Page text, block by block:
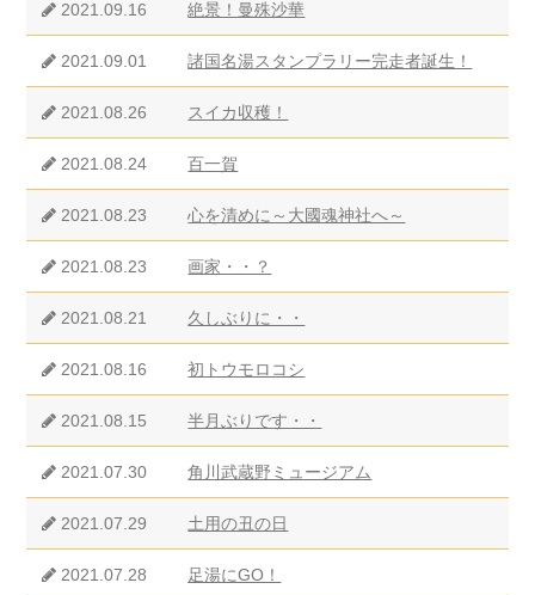
2021.09.16 絶景！曼殊沙華
2021.09.01 諸国名湯スタンプラリー完走者誕生！
2021.08.26 スイカ収穫！
2021.08.24 百一賀
2021.08.23 心を清めに～大國魂神社へ～
2021.08.23 画家・・？
2021.08.21 久しぶりに・・
2021.08.16 初トウモロコシ
2021.08.15 半月ぶりです・・
2021.07.30 角川武蔵野ミュージアム
2021.07.29 土用の丑の日
2021.07.28 足湯にGO！